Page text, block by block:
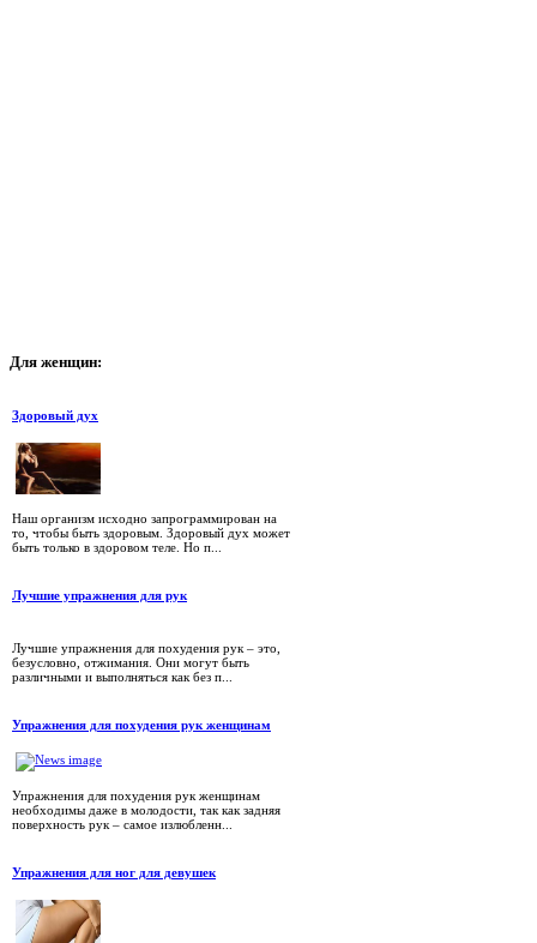
Для женщин:
Здоровый дух
Наш организм исходно запрограммирован на
то, чтобы быть здоровым. Здоровый дух может
быть только в здоровом теле. Но п...
Лучшие упражнения для рук
Лучшие упражнения для похудения рук – это,
безусловно, отжимания. Они могут быть
различными и выполняться как без п...
Упражнения для похудения рук женщинам
Упражнения для похудения рук женщинам
необходимы даже в молодости, так как задняя
поверхность рук – самое излюбленн...
Упражнения для ног для девушек